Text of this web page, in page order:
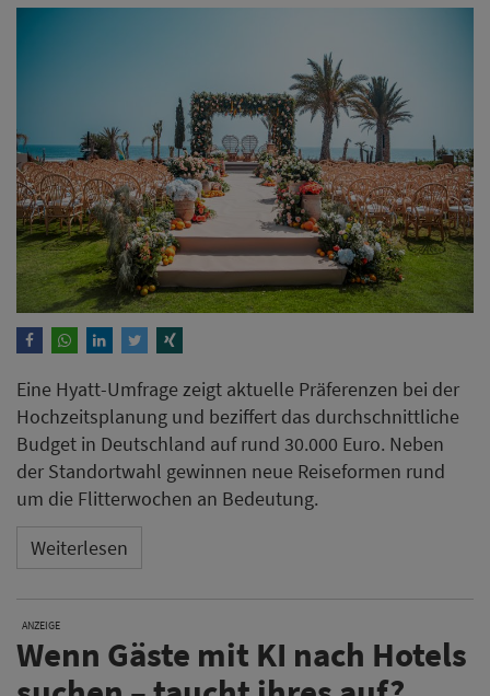
Eine Hyatt-Umfrage zeigt aktuelle Präferenzen bei der
Hochzeitsplanung und beziffert das durchschnittliche
Budget in Deutschland auf rund 30.000 Euro. Neben
der Standortwahl gewinnen neue Reiseformen rund
um die Flitterwochen an Bedeutung.
Weiterlesen
ANZEIGE
Wenn Gäste mit KI nach Hotels